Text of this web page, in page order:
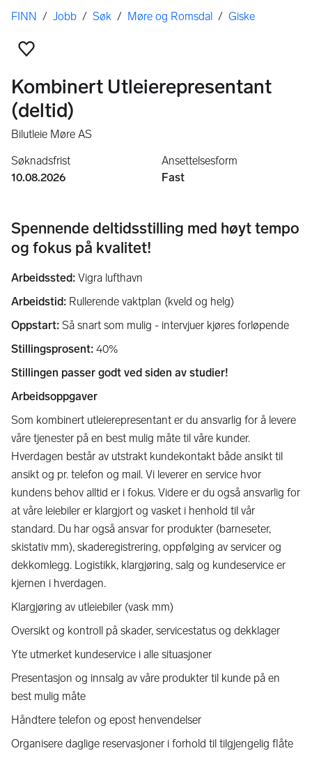
Her er du
FINN / Jobb / Søk / Møre og Romsdal / Giske
Kombinert Utleierepresentant
(deltid)
Bilutleie Møre AS
Søknadsfrist
10.08.2026
Ansettelsesform
Fast
Spennende deltidsstilling med høyt tempo
og fokus på kvalitet!
Arbeidssted: Vigra lufthavn
Arbeidstid: Rullerende vaktplan (kveld og helg)
Oppstart: Så snart som mulig - intervjuer kjøres forløpende
Stillingsprosent: 40%
Stillingen passer godt ved siden av studier!
Arbeidsoppgaver
Som kombinert utleierepresentant er du ansvarlig for å levere
våre tjenester på en best mulig måte til våre kunder.
Hverdagen består av utstrakt kundekontakt både ansikt til
ansikt og pr. telefon og mail. Vi leverer en service hvor
kundens behov alltid er i fokus. Videre er du også ansvarlig for
at våre leiebiler er klargjort og vasket i henhold til vår
standard. Du har også ansvar for produkter (barneseter,
skistativ mm), skaderegistrering, oppfølging av servicer og
dekkomlegg. Logistikk, klargjøring, salg og kundeservice er
kjernen i hverdagen.
Klargjøring av utleiebiler (vask mm)
Oversikt og kontroll på skader, servicestatus og dekklager
Yte utmerket kundeservice i alle situasjoner
Presentasjon og innsalg av våre produkter til kunde på en
best mulig måte
Håndtere telefon og epost henvendelser
Organisere daglige reservasjoner i forhold til tilgjengelig flåte